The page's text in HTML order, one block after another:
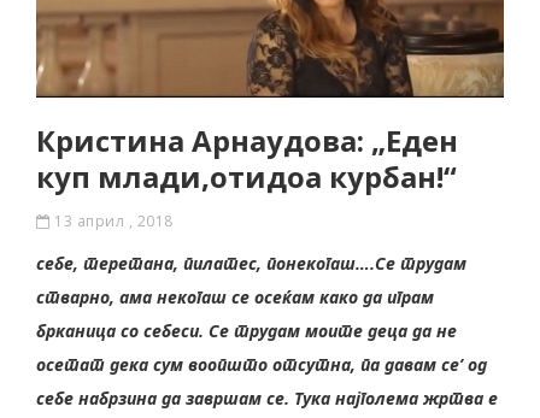
Кристина Арнаудова: „Еден
куп млади,отидоа курбан!“
13 април , 2018
себе, теретана, пилатес, понекогаш….Се трудам
стварно, ама некогаш се осеќам како да играм
брканица со себеси. Се трудам моите деца да не
осетат дека сум воопшто отсутна, па давам се’ од
себе набрзина да завршам се. Тука најголема жртва е